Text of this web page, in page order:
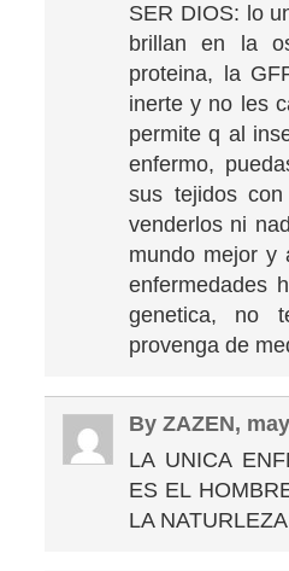
SER DIOS: lo
brillan en la
proteina, la
inerte y no les
permite q al
enfermo,
sus tejidos
venderlos ni
mundo mejor y
enfermedades
genetica, no
provenga de
By ZAZEN,
LA UNICA
ES EL
LA